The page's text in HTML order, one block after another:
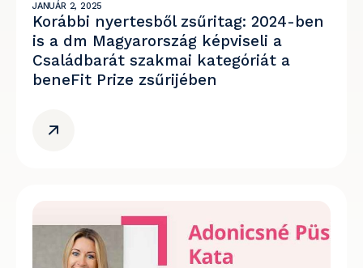
JANUÁR 2, 2025
Korábbi nyertesből zsűritag: 2024-ben
is a dm Magyarország képviseli a
Családbarát szakmai kategóriát a
beneFit Prize zsűrijében